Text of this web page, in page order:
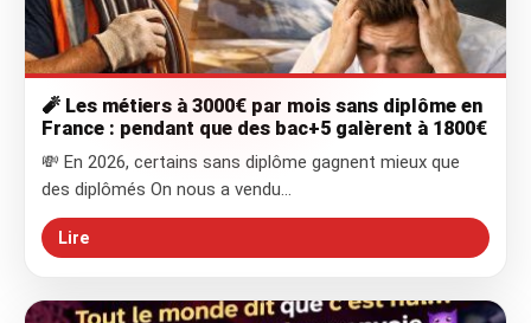
🧨 Les métiers à 3000€ par mois sans diplôme en
France : pendant que des bac+5 galèrent à 1800€
💸 En 2026, certains sans diplôme gagnent mieux que
des diplômés On nous a vendu…
Lire